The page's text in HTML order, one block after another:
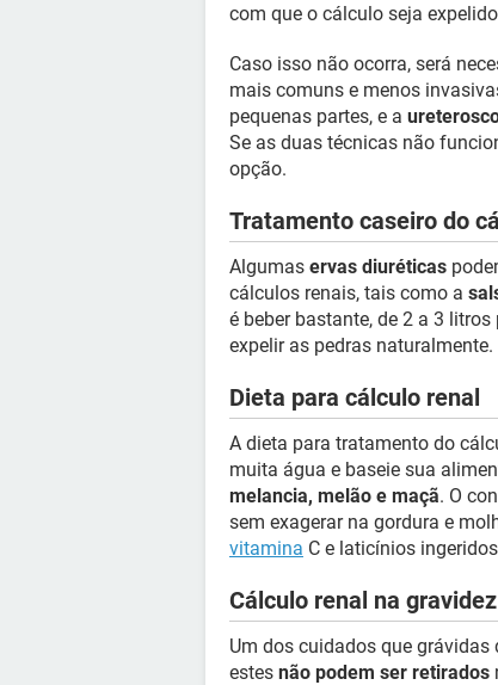
com que o cálculo seja
Caso isso não ocorra, será
mais comuns e menos
pequenas partes, e a
Se as duas técnicas não
opção.
Tratamento caseiro do
Algumas ervas diuréticas
cálculos renais, tais como a
é beber bastante, de 2 a 3
expelir as pedras naturalmente.
Dieta para cálculo renal
A dieta para tratamento do
muita água e baseie sua
melancia, melão e maçã. O
sem exagerar na gordura e
vitamina C e laticínios
Cálculo renal na gravidez
Um dos cuidados que
estes não podem ser retirados